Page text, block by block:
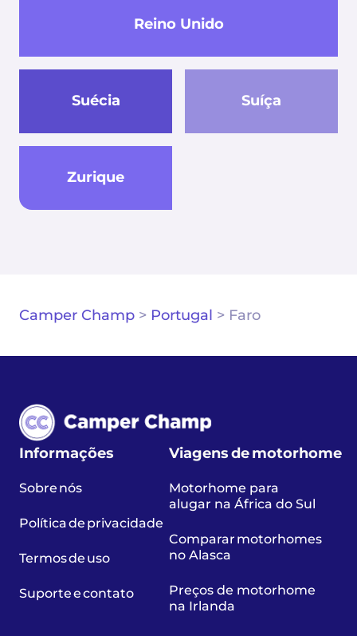
Reino Unido
Suécia Suíça
Zurique
Camper Champ > Portugal > Faro
Informações
Sobre nós
Política de privacidade
Termos de uso
Suporte e contato
Viagens de motorhome
Motorhome para
alugar na África do Sul
Comparar motorhomes
no Alasca
Preços de motorhome
na Irlanda